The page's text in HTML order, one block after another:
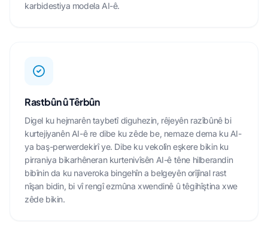
karbidestiya modela AI-ê.
Rastbûn û Têrbûn
Digel ku hejmarên taybetî diguhezin, rêjeyên razîbûnê bi
kurtejiyanên AI-ê re dibe ku zêde be, nemaze dema ku AI-
ya baş-perwerdekirî ye. Dibe ku vekolîn eşkere bikin ku
pirraniya bikarhêneran kurtenivîsên AI-ê têne hilberandin
bibînin da ku naveroka bingehîn a belgeyên orîjînal rast
nîşan bidin, bi vî rengî ezmûna xwendinê û têgihîştina xwe
zêde bikin.